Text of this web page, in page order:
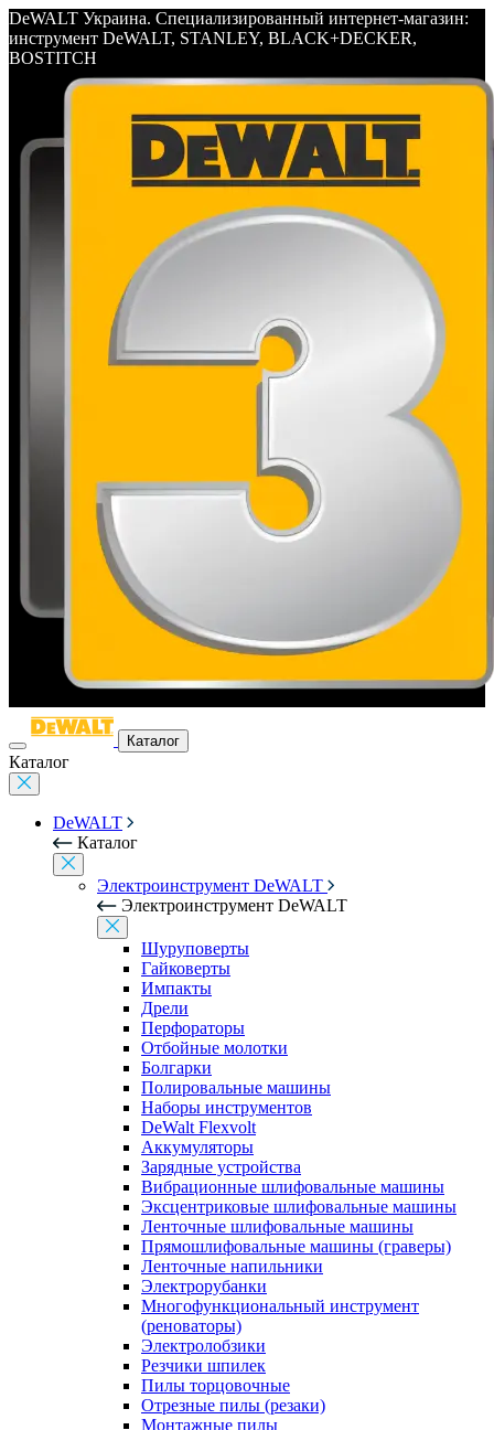
DeWALT Украина. Специализированный интернет-магазин:
инструмент DeWALT, STANLEY, BLACK+DECKER,
BOSTITCH
Каталог
Каталог
DeWALT
Каталог
Электроинструмент DeWALT
Электроинструмент DeWALT
Шуруповерты
Гайковерты
Импакты
Дрели
Перфораторы
Отбойные молотки
Болгарки
Полировальные машины
Наборы инструментов
DeWalt Flexvolt
Аккумуляторы
Зарядные устройства
Вибрационные шлифовальные машины
Эксцентриковые шлифовальные машины
Ленточные шлифовальные машины
Прямошлифовальные машины (граверы)
Ленточные напильники
Электрорубанки
Многофункциональный инструмент
(реноваторы)
Электролобзики
Резчики шпилек
Пилы торцовочные
Отрезные пилы (резаки)
Монтажные пилы